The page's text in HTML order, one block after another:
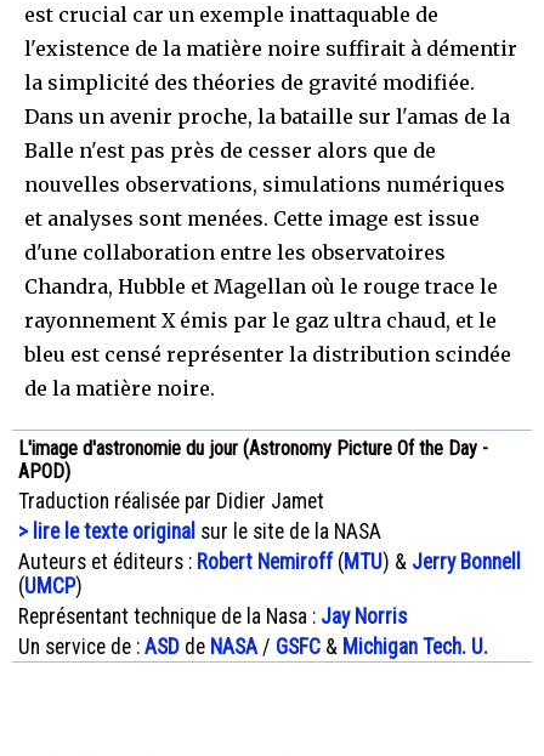
est crucial car un exemple inattaquable de
l'existence de la matière noire suffirait à démentir
la simplicité des théories de gravité modifiée.
Dans un avenir proche, la bataille sur l'amas de la
Balle n'est pas près de cesser alors que de
nouvelles observations, simulations numériques
et analyses sont menées. Cette image est issue
d'une collaboration entre les observatoires
Chandra, Hubble et Magellan où le rouge trace le
rayonnement X émis par le gaz ultra chaud, et le
bleu est censé représenter la distribution scindée
de la matière noire.
L'image d'astronomie du jour (Astronomy Picture Of the Day -
APOD)
Traduction réalisée par Didier Jamet
> lire le texte original sur le site de la NASA
Auteurs et éditeurs : Robert Nemiroff(MTU) & Jerry Bonnell
(UMCP)
Représentant technique de la Nasa : Jay Norris
Un service de : ASD de NASA / GSFC & Michigan Tech. U.